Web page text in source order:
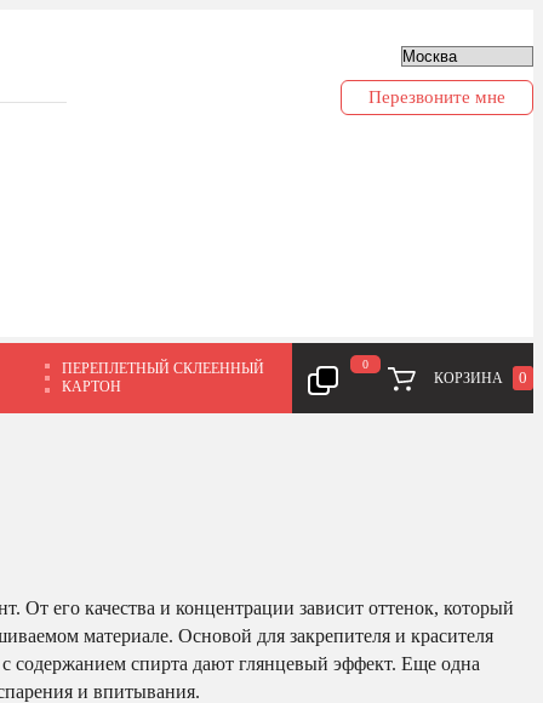
Перезвоните мне
ПЕРЕПЛЕТНЫЙ СКЛЕЕННЫЙ
КАРТОН
0
КОРЗИНА 0
От его качества и концентрации зависит оттенок, который
материале. Основой для закрепителя и красителя
содержанием спирта дают глянцевый эффект. Еще одна
и впитывания.